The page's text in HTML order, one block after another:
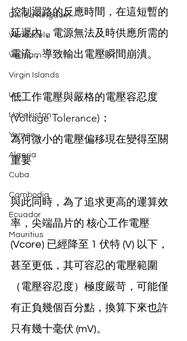
United Kingdom
Venezuela
Vietnam
Virgin Islands
U.S.
Uzbekistan
Yemen
Algeria
Cuba
Cambodia
Ecuador
Mauritius
控制迴路的反應時間，在這短暫的
延遲內，電源無法及時供應所需的
電流，導致輸出電壓瞬間崩潰。
低工作電壓與嚴格的電壓容忍度
(Voltage Tolerance)：
為何微小的電壓偏移現在變得至關
重要
與此同時，為了追求更高的運算效
率，尖端晶片的 核心工作電壓
(Vcore) 已經降至 1 伏特 (V) 以下，
甚至更低，其可容忍的電壓範圍
（電壓容忍度）極度嚴苛，可能僅
有正負幾個百分點，換算下來也許
只有幾十毫伏 (mV)。